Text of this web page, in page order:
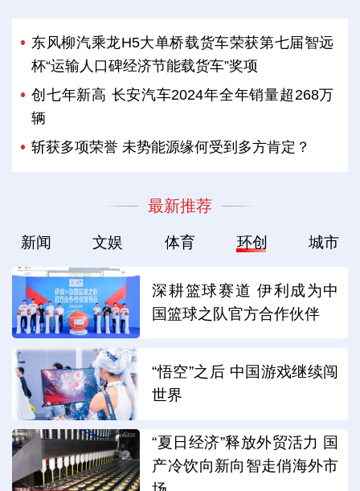
东风柳汽乘龙H5大单桥载货车荣获第七届智远
杯“运输人口碑经济节能载货车”奖项
创七年新高 长安汽车2024年全年销量超268万
辆
斩获多项荣誉 未势能源缘何受到多方肯定？
最新推荐
新闻 文娱 体育 环创 城市
深耕篮球赛道 伊利成为中
国篮球之队官方合作伙伴
“悟空”之后 中国游戏继续闯
世界
“夏日经济”释放外贸活力 国
产冷饮向新向智走俏海外市